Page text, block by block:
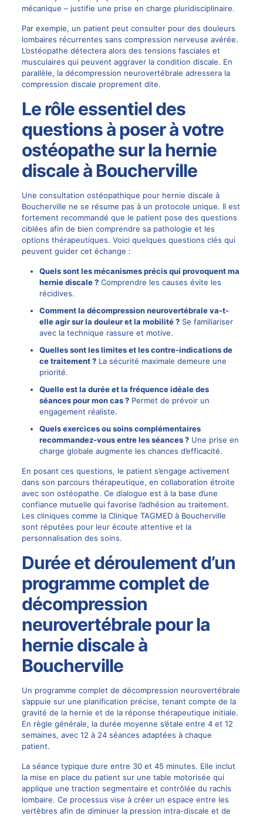
mécanique – justifie une prise en charge pluridisciplinaire.
Par exemple, un patient peut consulter pour des douleurs
lombaires récurrentes sans compression nerveuse avérée.
L’ostéopathe détectera alors des tensions fasciales et
musculaires qui peuvent aggraver la condition discale. En
parallèle, la décompression neurovertébrale adressera la
compression discale proprement dite.
Le rôle essentiel des
questions à poser à votre
ostéopathe sur la hernie
discale à Boucherville
Une consultation ostéopathique pour hernie discale à
Boucherville ne se résume pas à un protocole unique. Il est
fortement recommandé que le patient pose des questions
ciblées afin de bien comprendre sa pathologie et les
options thérapeutiques. Voici quelques questions clés qui
peuvent guider cet échange :
Quels sont les mécanismes précis qui provoquent ma
hernie discale ?Comprendre les causes évite les
récidives.
Comment la décompression neurovertébrale va-t-
elle agir sur la douleur et la mobilité ?Se familiariser
avec la technique rassure et motive.
Quelles sont les limites et les contre-indications de
ce traitement ?La sécurité maximale demeure une
priorité.
Quelle est la durée et la fréquence idéale des
séances pour mon cas ?Permet de prévoir un
engagement réaliste.
Quels exercices ou soins complémentaires
recommandez-vous entre les séances ?Une prise en
charge globale augmente les chances d’efficacité.
En posant ces questions, le patient s’engage activement
dans son parcours thérapeutique, en collaboration étroite
avec son ostéopathe. Ce dialogue est à la base d’une
confiance mutuelle qui favorise l’adhésion au traitement.
Les cliniques comme la Clinique TAGMED à Boucherville
sont réputées pour leur écoute attentive et la
personnalisation des soins.
Durée et déroulement d’un
programme complet de
décompression
neurovertébrale pour la
hernie discale à
Boucherville
Un programme complet de décompression neurovertébrale
s’appuie sur une planification précise, tenant compte de la
gravité de la hernie et de la réponse thérapeutique initiale.
En règle générale, la durée moyenne s’étale entre 4 et 12
semaines, avec 12 à 24 séances adaptées à chaque
patient.
La séance typique dure entre 30 et 45 minutes. Elle inclut
la mise en place du patient sur une table motorisée qui
applique une traction segmentaire et contrôlée du rachis
lombaire. Ce processus vise à créer un espace entre les
vertèbres afin de diminuer la pression intra-discale et de